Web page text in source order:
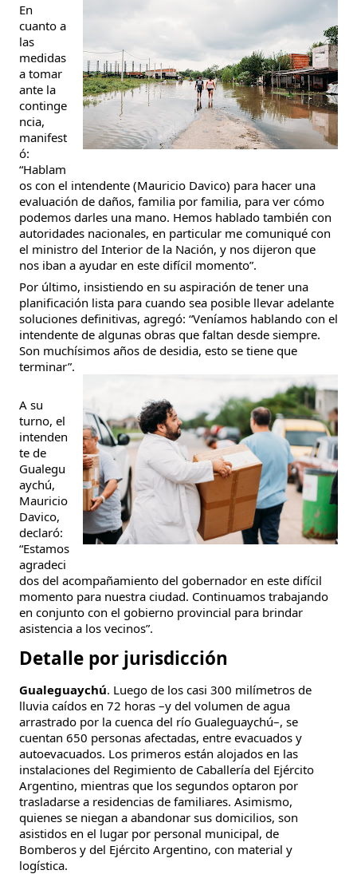
En
cuanto a
las
medidas
a tomar
ante la
continge
ncia,
manifest
ó:
“Hablam
os con el intendente (Mauricio Davico) para hacer una
evaluación de daños, familia por familia, para ver cómo
podemos darles una mano. Hemos hablado también con
autoridades nacionales, en particular me comuniqué con
el ministro del Interior de la Nación, y nos dijeron que
nos iban a ayudar en este difícil momento”.
Por último, insistiendo en su aspiración de tener una
planificación lista para cuando sea posible llevar adelante
soluciones definitivas, agregó: “Veníamos hablando con el
intendente de algunas obras que faltan desde siempre.
Son muchísimos años de desidia, esto se tiene que
terminar”.
A su
turno, el
intenden
te de
Gualegu
aychú,
Mauricio
Davico,
declaró:
“Estamos
agradeci
dos del acompañamiento del gobernador en este difícil
momento para nuestra ciudad. Continuamos trabajando
en conjunto con el gobierno provincial para brindar
asistencia a los vecinos”.
Detalle por jurisdicción
Gualeguaychú. Luego de los casi 300 milímetros de
lluvia caídos en 72 horas –y del volumen de agua
arrastrado por la cuenca del río Gualeguaychú–, se
cuentan 650 personas afectadas, entre evacuados y
autoevacuados. Los primeros están alojados en las
instalaciones del Regimiento de Caballería del Ejército
Argentino, mientras que los segundos optaron por
trasladarse a residencias de familiares. Asimismo,
quienes se niegan a abandonar sus domicilios, son
asistidos en el lugar por personal municipal, de
Bomberos y del Ejército Argentino, con material y
logística.